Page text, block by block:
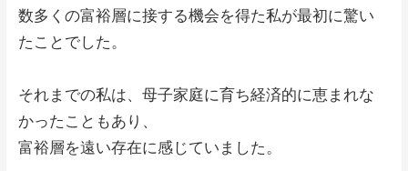
数多くの富裕層に接する機会を得た私が最初に驚い
たことでした。
それまでの私は、母子家庭に育ち経済的に恵まれな
かったこともあり、
富裕層を遠い存在に感じていました。